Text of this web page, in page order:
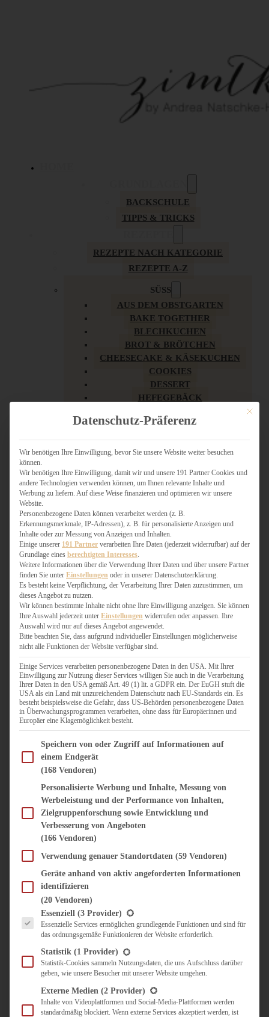
BACKSCHULE
TIPPS & TRICKS
REZEPTE NACH KATEGORIE
REZEPTE A-Z
SÜSS
AUS DEM OBSTGARTEN
BAKE TOGETHER
BLECHKUCHEN
BROT & BRÖTCHEN
CHEESECAKE & KÄSEKUCHEN
COOKIES
DESSERT
HEFEGEBÄCK
KUCHEN
LOW CARB & GESÜNDER
MY AMERICAN BAKERY
SCHOKOLADIGES
SÜSSES HAUPTGERICHT
TÖRTCHEN
VEGAN SÜSS
WEIHNACHTSBÄCKEREI
HERZHAFT
BURGER & SANDWICHES
FIX AUF DEM TISCH
FLEISCH & FISCH
GRILLEN / BARBECUE
HERZHAFTES BACKEN
ONE-POT-GERICHTE
PASTA & NUDELGERICHTE
PIZZA, TARTES & QUICHES
REIS & RISOTTO
SALATE & SNACKS
SUPPENKASPEREIEN
VORSPEISEN
SÜSS & HERZHAFT
BROTAUFSTRICH
DIPS, SAUCEN, CHUTNEYS
KÜCHENGESCHENKE
UNTERWEGS
KULINARISCH UNTERWEGS
ÜBER MICH
ZUSAMMENARBEIT
Mit
Datenschutz-Präferenz
Wir benötigen Ihre Einwilligung, bevor Sie unsere Website weiter besuchen
können.
Wir benötigen Ihre Einwilligung, damit wir und unsere 191 Partner Cookies und
andere Technologien verwenden können, um Ihnen relevante Inhalte und
Werbung zu liefern. Auf diese Weise finanzieren und optimieren wir unsere
Website.
Personenbezogene Daten können verarbeitet werden (z. B.
Erkennungsmerkmale, IP-Adressen), z. B. für personalisierte Anzeigen und
Inhalte oder zur Messung von Anzeigen und Inhalten.
Einige unserer 191 Partner verarbeiten Ihre Daten (jederzeit widerrufbar) auf der
Grundlage eines berechtigten Interesses
Weitere Informationen über die Verwendung Ihrer Daten und über unsere Partner
finden Sie unter Einstellungen oder in unserer Datenschutzerklärung.
Es besteht keine Verpflichtung, der Verarbeitung Ihrer Daten zuzustimmen, um
dieses Angebot zu nutzen.
Wir können bestimmte Inhalte nicht ohne Ihre Einwilligung anzeigen. Sie können
Ihre Auswahl jederzeit unter Einstellungen widerrufen oder anpassen. Ihre
Auswahl wird nur auf dieses Angebot angewendet.
Bitte beachten Sie, dass aufgrund individueller Einstellungen möglicherweise
nicht alle Funktionen der Website verfügbar sind.
Einige Services verarbeiten personenbezogene Daten in den USA. Mit Ihrer
Einwilligung zur Nutzung dieser Services willigen Sie auch in die Verarbeitung
Ihrer Daten in den USA gemäß Art. 49 (1) lit. a GDPR ein. Der EuGH stuft die
USA als ein Land mit unzureichendem Datenschutz nach EU-Standards ein. Es
besteht beispielsweise die Gefahr, dass US-Behörden personenbezogene Daten
in Überwachungsprogrammen verarbeiten, ohne dass für Europäerinnen und
Europäer eine Klagemöglichkeit besteht.
Im Folgenden finden Sie eine Liste der Zwecke des IAB Transparency and Consent
Speichern von oder Zugriff auf Informationen auf
einem Endgerät
(168 Vendoren)
Personalisierte Werbung und Inhalte, Messung von
Werbeleistung und der Performance von Inhalten,
Zielgruppenforschung sowie Entwicklung und
Verbesserung von Angeboten
(166 Vendoren)
Verwendung genauer Standortdaten (59 Vendoren)
Geräte anhand von aktiv angeforderten Informationen
identifizieren
(20 Vendoren)
Es folgt eine Liste der Service-Gruppen, für die eine Einwilligung erteilt werden
Essenziell (3 Provider)
Essenzielle Services ermöglichen grundlegende Funktionen und sind für
das ordnungsgemäße Funktionieren der Website erforderlich.
Statistik (1 Provider)
Statistik-Cookies sammeln Nutzungsdaten, die uns Aufschluss darüber
geben, wie unsere Besucher mit unserer Website umgehen.
Externe Medien (2 Provider)
Inhalte von Videoplattformen und Social-Media-Plattformen werden
standardmäßig blockiert. Wenn externe Services akzeptiert werden, ist